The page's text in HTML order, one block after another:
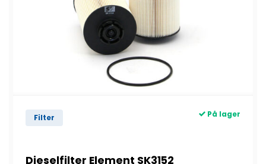
Filter På lager
Dieselfilter Element SK3152